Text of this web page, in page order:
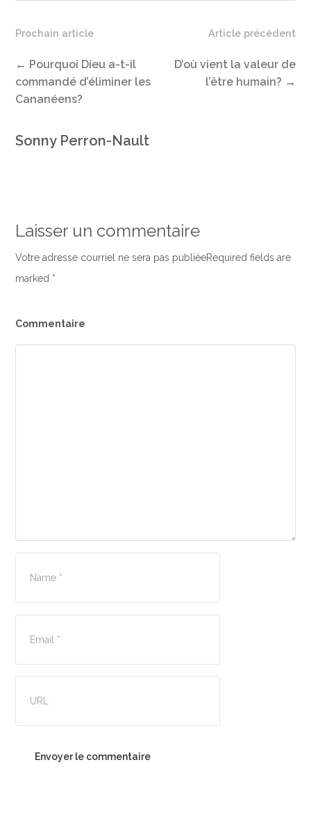
Article précédent
D’où vient la valeur de
l’être humain? →
Prochain article
← Pourquoi Dieu a-t-il
commandé d’éliminer les
Cananéens?
Sonny Perron-Nault
Laisser un commentaire
Votre adresse courriel ne sera pas publiéeRequired fields are
marked *
Commentaire